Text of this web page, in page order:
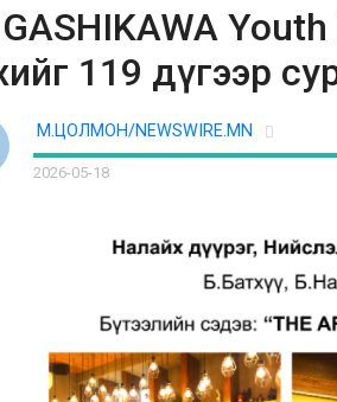
Youth
119 дүгээр
М.ЦОЛМОН/NEWSWIRE.MN
2026-05-18